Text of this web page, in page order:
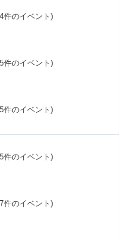
件のイベント)
件のイベント)
件のイベント)
件のイベント)
件のイベント)